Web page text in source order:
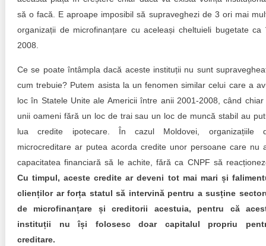
să o facă. E aproape imposibil să supraveghezi de 3 ori mai
organizații de microfinanțare cu aceleași cheltuieli bugetate ca
2008.
Ce se poate întâmpla dacă aceste instituții nu sunt
cum trebuie? Putem asista la un fenomen similar celui care a
loc în Statele Unite ale Americii între anii 2001-2008, când chiar
unii oameni fără un loc de trai sau un loc de muncă stabil au
lua credite ipotecare. În cazul Moldovei, organizațiile
microcreditare ar putea acorda credite unor persoane care nu
capacitatea financiară să le achite, fără ca CNPF să
Cu timpul, aceste credite ar deveni tot mai mari și
clienților ar forța statul să intervină pentru a susține
de microfinanțare și creditorii acestuia, pentru că
instituții nu își folosesc doar capitalul propriu
creditare.